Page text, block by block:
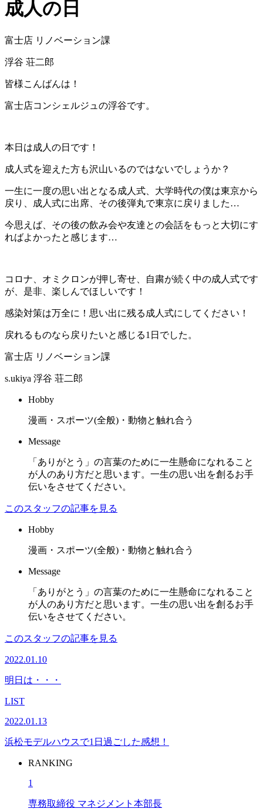
成人の日
富士店 リノベーション課
浮谷 荘二郎
皆様こんばんは！
富士店コンシェルジュの浮谷です。
本日は成人の日です！
成人式を迎えた方も沢山いるのではないでしょうか？
一生に一度の思い出となる成人式、大学時代の僕は東京から
戻り、成人式に出席、その後弾丸で東京に戻りました…
今思えば、その後の飲み会や友達との会話をもっと大切にす
ればよかったと感じます…
コロナ、オミクロンが押し寄せ、自粛が続く中の成人式です
が、是非、楽しんでほしいです！
感染対策は万全に！思い出に残る成人式にしてください！
戻れるものなら戻りたいと感じる1日でした。
富士店 リノベーション課
s.ukiya 浮谷 荘二郎
Hobby
漫画・スポーツ(全般)・動物と触れ合う
Message
「ありがとう」の言葉のために一生懸命になれること
が人のあり方だと思います。一生の思い出を創るお手
伝いをさせてください。
このスタッフの記事を見る
Hobby
漫画・スポーツ(全般)・動物と触れ合う
Message
「ありがとう」の言葉のために一生懸命になれること
が人のあり方だと思います。一生の思い出を創るお手
伝いをさせてください。
このスタッフの記事を見る
2022.01.10
明日は・・・
LIST
2022.01.13
浜松モデルハウスで1日過ごした感想！
RANKING
1
専務取締役 マネジメント本部長